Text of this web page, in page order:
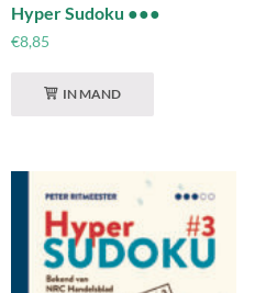
Hyper Sudoku ●●●
€8,85
IN MAND